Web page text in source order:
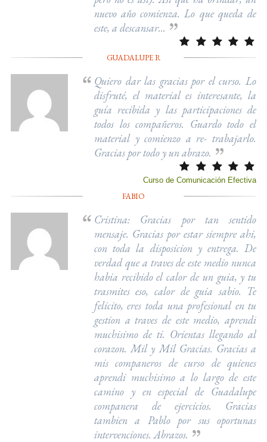
nuevo año comienza. Lo que queda de
este, a descansar...
GUADALUPE R
Quiero dar las gracias por el curso. Lo
disfruté, el material es interesante, la
guía recibida y las participaciones de
todos los compañeros. Guardo todo el
material y comienzo a re- trabajarlo.
Gracias por todo y un abrazo.
Curso de Comunicación Efectiva
FABIO
Cristina: Gracias por tan sentido
mensaje. Gracias por estar siempre ahi,
con toda la disposicion y entrega. De
verdad que a traves de este medio nunca
habia recibido el calor de un guia, y tu
trasmites eso, calor de guia sabio. Te
felicito, eres toda una profesional en tu
gestion a traves de este medio, aprendi
muchisimo de ti. Orientas llegando al
corazon. Mil y Mil Gracias. Gracias a
mis companeros de curso de quienes
aprendi muchisimo a lo largo de este
camino y en especial de Guadalupe
companera de ejercicios. Gracias
tambien a Pablo por sus oportunas
intervenciones. Abrazos.